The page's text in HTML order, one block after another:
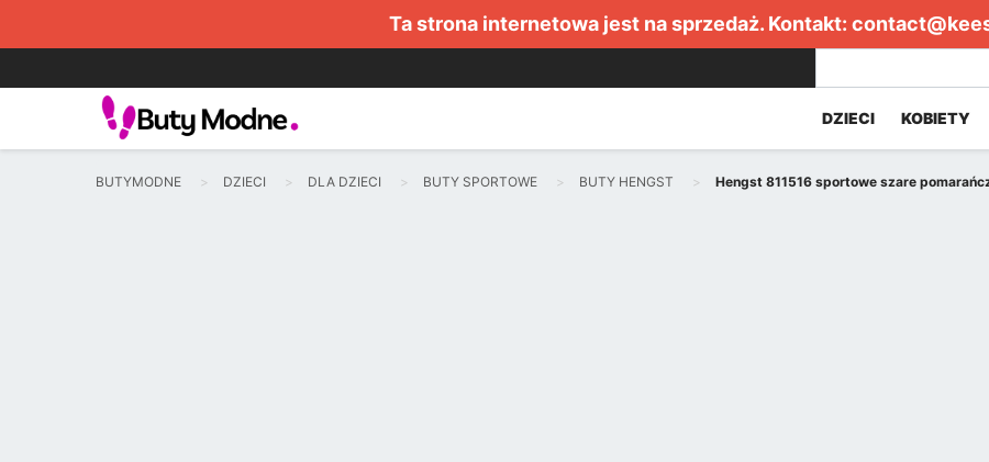
Ta strona internetowa jest na sprzedaż. Kontakt:
DZIECI KOBIETY
BUTYMODNE DZIECI DLA DZIECI BUTY SPORTOWE BUTY HENGST Hengst 811516 sportowe szare